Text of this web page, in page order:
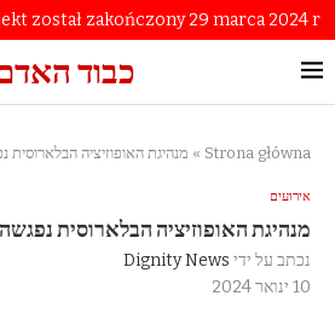
został zakończony 29 marca 2024 r.
כבוד
Strona główna
» מנהיגת האופוזיציה הבלארוסית
אירועים
מנהיגת האופוזיציה הבלארוסית
נכתב על ידי Dignity News
10 ינואר 2024